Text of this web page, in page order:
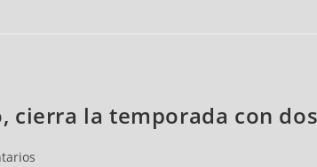
cierra la temporada con